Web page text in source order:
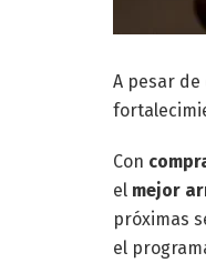
A pesar
Con
el mejor
próximas
el